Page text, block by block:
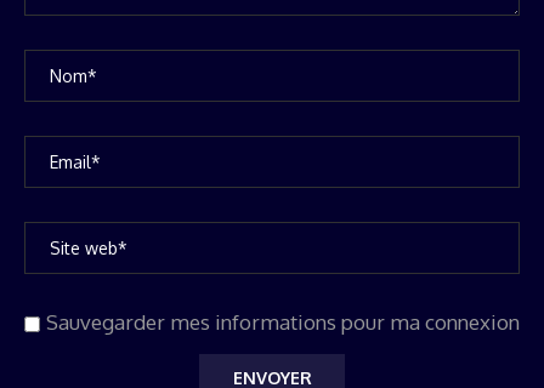
Sauvegarder mes informations pour ma connexion